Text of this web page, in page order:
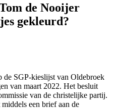
de Nooijer
gekleurd?
de SGP-kieslijst van Oldebroek
van maart 2022. Het besluit
van de christelijke partij.
een brief aan de